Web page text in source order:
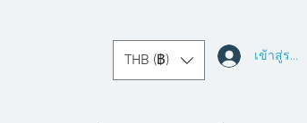
THB (฿) เข้าสู่ระบบ